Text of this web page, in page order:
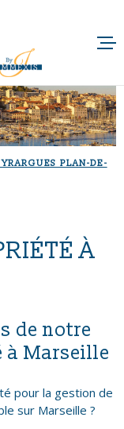
ACCUEIL
QUI SOMMES-
NOUS
PLAN-DE-
À
de notre
à Marseille
pour la gestion de
sur Marseille ?